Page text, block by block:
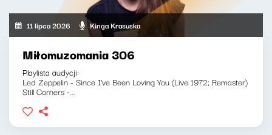
11 lipca 2026 Kinga Krasuska
Miłomuzomania 306
Playlista audycji:
Led Zeppelin - Since I've Been Loving You (Live 1972; Remaster)
Still Corners -...